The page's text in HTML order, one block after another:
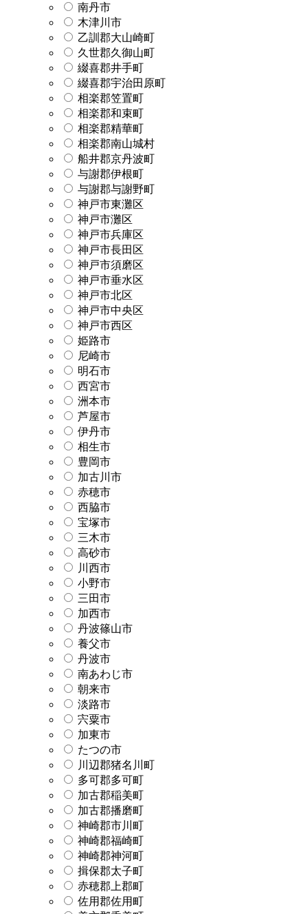
南丹市
木津川市
乙訓郡大山崎町
久世郡久御山町
綴喜郡井手町
綴喜郡宇治田原町
相楽郡笠置町
相楽郡和束町
相楽郡精華町
相楽郡南山城村
船井郡京丹波町
与謝郡伊根町
与謝郡与謝野町
神戸市東灘区
神戸市灘区
神戸市兵庫区
神戸市長田区
神戸市須磨区
神戸市垂水区
神戸市北区
神戸市中央区
神戸市西区
姫路市
尼崎市
明石市
西宮市
洲本市
芦屋市
伊丹市
相生市
豊岡市
加古川市
赤穂市
西脇市
宝塚市
三木市
高砂市
川西市
小野市
三田市
加西市
丹波篠山市
養父市
丹波市
南あわじ市
朝来市
淡路市
宍粟市
加東市
たつの市
川辺郡猪名川町
多可郡多可町
加古郡稲美町
加古郡播磨町
神崎郡市川町
神崎郡福崎町
神崎郡神河町
揖保郡太子町
赤穂郡上郡町
佐用郡佐用町